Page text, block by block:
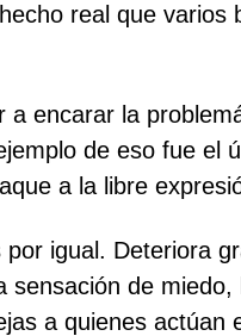
real que varios
encarar la
de eso fue el
a la libre
igual. Deteriora
de
a quienes actúan